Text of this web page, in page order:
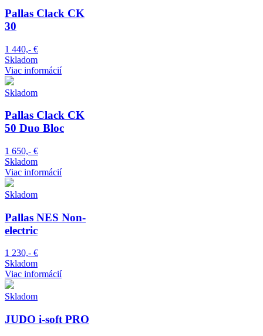
Pallas Clack CK
30
1 440,- €
Skladom
Viac informácií
Skladom
Pallas Clack CK
50 Duo Bloc
1 650,- €
Skladom
Viac informácií
Skladom
Pallas NES Non-
electric
1 230,- €
Skladom
Viac informácií
Skladom
JUDO i-soft PRO